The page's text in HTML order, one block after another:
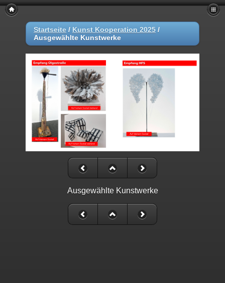
Startseite / Kunst Kooperation 2025 /
Ausgewählte Kunstwerke
Ausgewählte Kunstwerke